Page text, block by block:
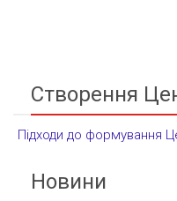
Створення
Підходи до формування
Новини